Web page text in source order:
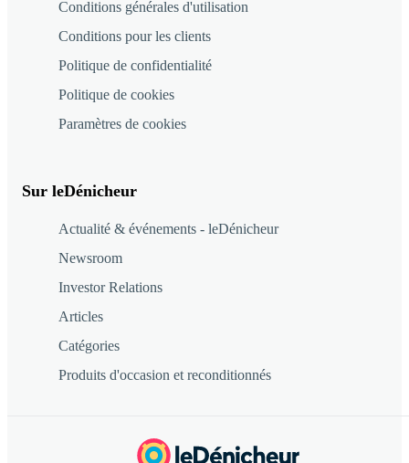
Conditions générales d'utilisation
Conditions pour les clients
Politique de confidentialité
Politique de cookies
Paramètres de cookies
Sur leDénicheur
Actualité & événements - leDénicheur
Newsroom
Investor Relations
Articles
Catégories
Produits d'occasion et reconditionnés